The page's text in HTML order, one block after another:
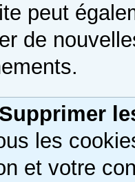
peut
de
les
et votre